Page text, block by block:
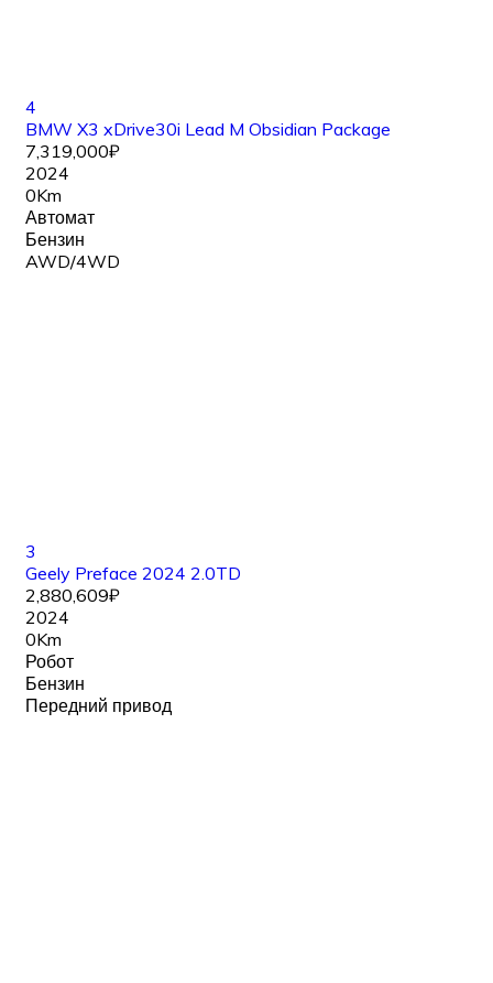
4
BMW X3 xDrive30i Lead M Obsidian Package
7,319,000₽
2024
0Km
Автомат
Бензин
AWD/4WD
3
Geely Preface 2024 2.0TD
2,880,609₽
2024
0Km
Робот
Бензин
Передний привод